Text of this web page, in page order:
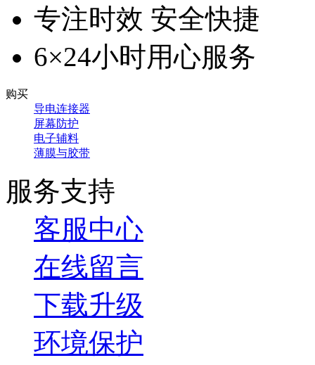
专注时效 安全快捷
6×24小时用心服务
购买
导电连接器
屏幕防护
电子辅料
薄膜与胶带
服务支持
客服中心
在线留言
下载升级
环境保护